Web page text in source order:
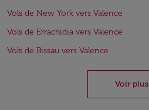
Vols de New York vers Valence
Vols de Errachidia vers Valence
Vols de Bissau vers Valence
Voir plus